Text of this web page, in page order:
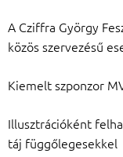
A Cziffra György
közös szervezésű
Kiemelt szponzor
Illusztrációként
táj függőlegesekkel